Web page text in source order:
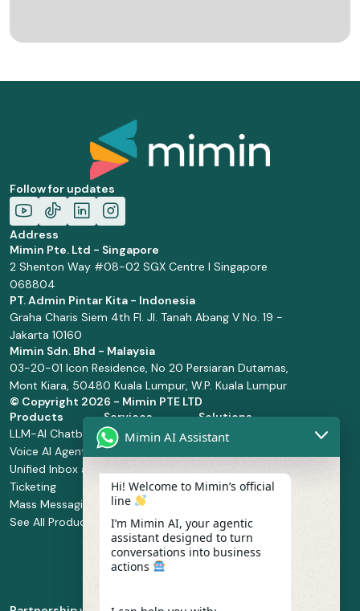
Follow for updates
Address
Mimin Pte. Ltd - Singapore
2 Shenton Way #08-02 SGX Centre I Singapore
068804
PT. Admin Pintar Kita - Indonesia
Graha Charis Siem 4th Fl. Jl. Tanah Abang V No. 19 -
Jakarta 10160
Mimin Sdn. Bhd - Malaysia
03-20-01 Icon Residence, No 20 Persiaran Dutamas,
Mont Kiara, 50480 Kuala Lumpur, W.P. Kuala Lumpur
© Copyright 2026 - Mimin PTE LTD
Products
LLM-AI Chatbot
Voice AI Agents
Unified Inbox and
Ticketing
Mass Messaging
See All Products
Services
Solution Design
and
Manage Service
Integration
Service
Implementation
Whatsapp
Business Platform
Solutions
Retail and
Health and
Food and
Beverage
Mimin AI Assistant
Hi! Welcome to Mimin’s official
line
I’m Mimin AI, your agentic
assistant designed to turn
conversations into business
actions